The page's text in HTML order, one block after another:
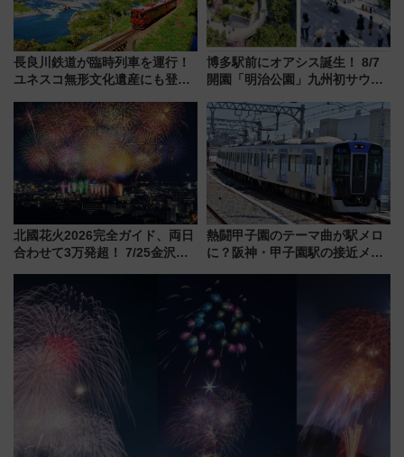
長良川鉄道が臨時列車を運行！
ユネスコ無形文化遺産にも登録
に 乗車には予約が必要
博多駅前にオアシス誕生！ 8/7
開園「明治公園」九州初サウナ
品グルメ登場で駅前の過ごし方
はどう変わる？
北國花火2026完全ガイド、両日
合わせて3万発超！ 7/25金沢大
会の日程・アクセス・観覧席ま
とめ（石川県）
熱闘甲子園のテーマ曲が駅メロ
に？阪神・甲子園駅の接近メロ
谷実アレンジの特別仕様へ、8月
5日始発から